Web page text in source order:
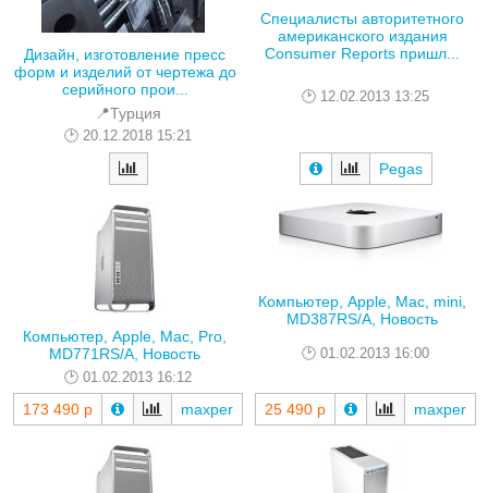
Дизайн, изготовление пресс
форм и изделий от чертежа до
серийного прои...
📍Турция
20.12.2018 15:21
Специалисты авторитетного
американского издания
Consumer Reports пришл...
12.02.2013 13:25
Pegas
Компьютер, Apple, Mac, Pro,
MD771RS/A, Новость
01.02.2013 16:12
173 490 р maxper
Компьютер, Apple, Mac, mini,
MD387RS/A, Новость
01.02.2013 16:00
25 490 р maxper